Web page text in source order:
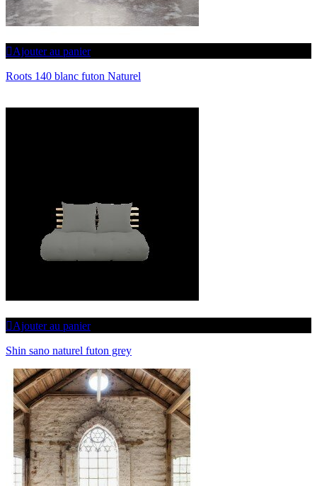
Ajouter au panier
Roots 140 blanc futon Naturel
Ajouter au panier
Shin sano naturel futon grey